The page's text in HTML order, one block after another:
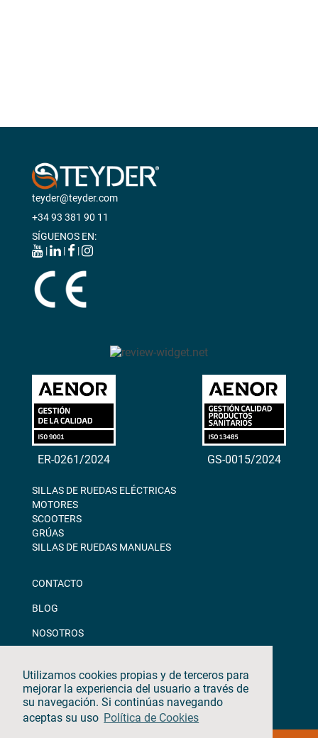
Utilizamos cookies propias y de terceros para
mejorar la experiencia del usuario a través de
su navegación. Si continúas navegando
aceptas su uso Política de Cookies
teyder@teyder.com
+34 93 381 90 11
SÍGUENOS EN:
|
| |
ER-0261/2024 GS-0015/2024
SILLAS DE RUEDAS ELÉCTRICAS
MOTORES
SCOOTERS
GRÚAS
SILLAS DE RUEDAS MANUALES
CONTACTO
BLOG
NOSOTROS
CANAL ÉTICO